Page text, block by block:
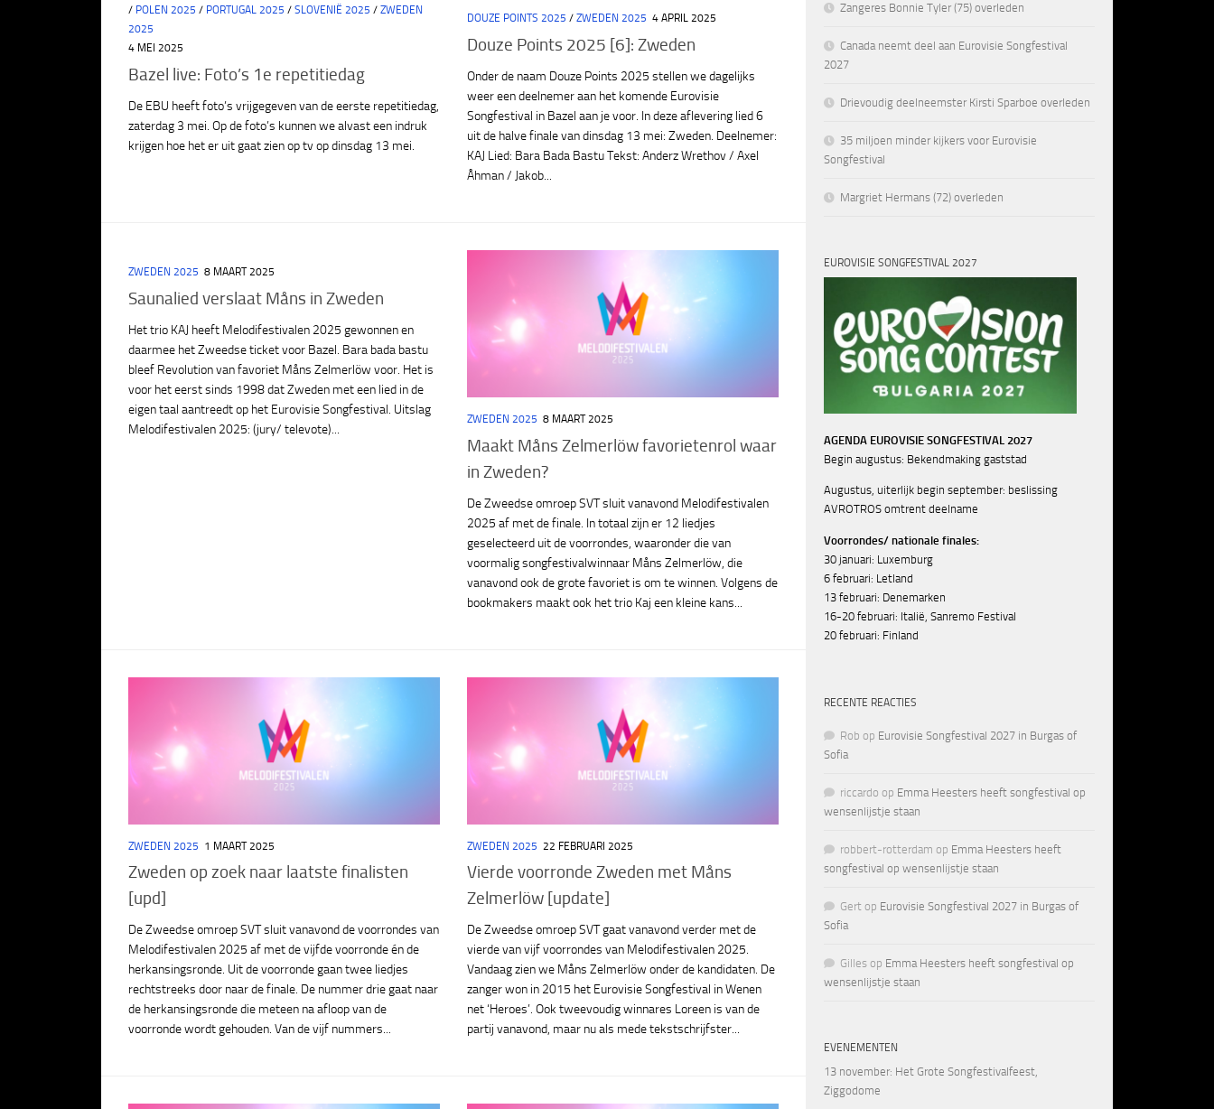
/ POLEN 2025 / PORTUGAL 2025 / SLOVENIË 2025 / ZWEDEN
2025
4 MEI 2025
Bazel live: Foto’s 1e repetitiedag
De EBU heeft foto’s vrijgegeven van de eerste repetitiedag,
zaterdag 3 mei. Op de foto’s kunnen we alvast een indruk
krijgen hoe het er uit gaat zien op tv op dinsdag 13 mei.
DOUZE POINTS 2025 / ZWEDEN 2025 4 APRIL 2025
Douze Points 2025 [6]: Zweden
Onder de naam Douze Points 2025 stellen we dagelijks
weer een deelnemer aan het komende Eurovisie
Songfestival in Bazel aan je voor. In deze aflevering lied 6
uit de halve finale van dinsdag 13 mei: Zweden. Deelnemer:
KAJ Lied: Bara Bada Bastu Tekst: Anderz Wrethov / Axel
Åhman / Jakob...
ZWEDEN 2025 8 MAART 2025
Saunalied verslaat Måns in Zweden
Het trio KAJ heeft Melodifestivalen 2025 gewonnen en
daarmee het Zweedse ticket voor Bazel. Bara bada bastu
bleef Revolution van favoriet Måns Zelmerlöw voor. Het is
voor het eerst sinds 1998 dat Zweden met een lied in de
eigen taal aantreedt op het Eurovisie Songfestival. Uitslag
Melodifestivalen 2025: (jury/ televote)...
ZWEDEN 2025 8 MAART 2025
Maakt Måns Zelmerlöw favorietenrol waar
in Zweden?
De Zweedse omroep SVT sluit vanavond Melodifestivalen
2025 af met de finale. In totaal zijn er 12 liedjes
geselecteerd uit de voorrondes, waaronder die van
voormalig songfestivalwinnaar Måns Zelmerlöw, die
vanavond ook de grote favoriet is om te winnen. Volgens de
bookmakers maakt ook het trio Kaj een kleine kans...
ZWEDEN 2025 1 MAART 2025
Zweden op zoek naar laatste finalisten
[upd]
De Zweedse omroep SVT sluit vanavond de voorrondes van
Melodifestivalen 2025 af met de vijfde voorronde én de
herkansingsronde. Uit de voorronde gaan twee liedjes
rechtstreeks door naar de finale. De nummer drie gaat naar
de herkansingsronde die meteen na afloop van de
voorronde wordt gehouden. Van de vijf nummers...
ZWEDEN 2025 22 FEBRUARI 2025
Vierde voorronde Zweden met Måns
Zelmerlöw [update]
De Zweedse omroep SVT gaat vanavond verder met de
vierde van vijf voorrondes van Melodifestivalen 2025.
Vandaag zien we Måns Zelmerlöw onder de kandidaten. De
zanger won in 2015 het Eurovisie Songfestival in Wenen
net ‘Heroes’. Ook tweevoudig winnares Loreen is van de
partij vanavond, maar nu als mede tekstschrijfster...
Zangeres Bonnie Tyler (75) overleden
Canada neemt deel aan Eurovisie Songfestival
2027
Drievoudig deelneemster Kirsti Sparboe overleden
35 miljoen minder kijkers voor Eurovisie
Songfestival
Margriet Hermans (72) overleden
EUROVISIE SONGFESTIVAL 2027
AGENDA EUROVISIE SONGFESTIVAL 2027
Begin augustus: Bekendmaking gaststad
Augustus, uiterlijk begin september: beslissing
AVROTROS omtrent deelname
Voorrondes/ nationale finales:
30 januari: Luxemburg
6 februari: Letland
13 februari: Denemarken
16-20 februari: Italië, Sanremo Festival
20 februari: Finland
RECENTE REACTIES
Rob op Eurovisie Songfestival 2027 in Burgas of
Sofia
riccardo op Emma Heesters heeft songfestival op
wensenlijstje staan
robbert-rotterdam op Emma Heesters heeft
songfestival op wensenlijstje staan
Gert op Eurovisie Songfestival 2027 in Burgas of
Sofia
Gilles op Emma Heesters heeft songfestival op
wensenlijstje staan
EVENEMENTEN
13 november: Het Grote Songfestivalfeest,
Ziggodome